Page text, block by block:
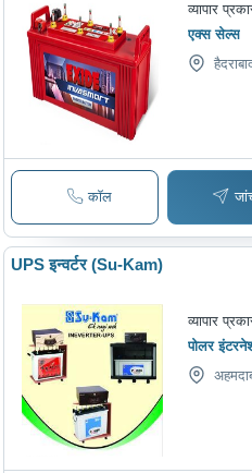
व्यापार
एक्स सेल्स
कॉल
UPS इन्वर्टर (Su-Kam)
व्यापार
पोलर